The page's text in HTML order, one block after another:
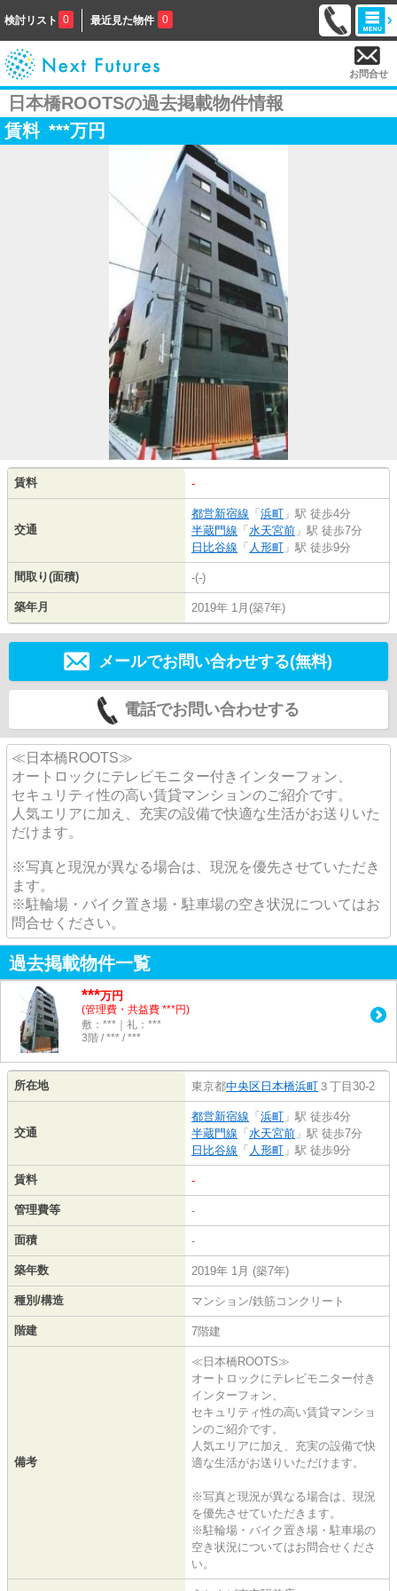
検討リスト 0 最近見た物件 0
お問合せ
日本橋ROOTSの過去掲載物件情報
賃料 ***万円
賃料 -
交通
都営新宿線 「 浜町 」駅 徒歩4分
半蔵門線 「 水天宮前 」駅 徒歩7分
日比谷線 「 人形町 」駅 徒歩9分
間取り(面積) -(-)
築年月 2019年 1月(築7年)
メールでお問い合わせする(無料)
電話でお問い合わせする
≪日本橋ROOTS≫
オートロックにテレビモニター付きインターフォン、
セキュリティ性の高い賃貸マンションのご紹介です。
人気エリアに加え、充実の設備で快適な生活がお送りいた
だけます。
※写真と現況が異なる場合は、現況を優先させていただき
ます。
※駐輪場・バイク置き場・駐車場の空き状況についてはお
問合せください。
過去掲載物件一覧
***万円
(管理費・共益費 ***円)
敷：***｜礼：***
3階 / *** / ***
所在地 東京都中央区 日本橋浜町 ３丁目30-2
交通
都営新宿線 「 浜町 」駅 徒歩4分
半蔵門線 「 水天宮前 」駅 徒歩7分
日比谷線 「 人形町 」駅 徒歩9分
賃料 -
管理費等 -
面積 -
築年数 2019年 1月 (築7年)
種別/構造 マンション/鉄筋コンクリート
階建 7階建
備考
≪日本橋ROOTS≫
オートロックにテレビモニター付き
インターフォン、
セキュリティ性の高い賃貸マンショ
ンのご紹介です。
人気エリアに加え、充実の設備で快
適な生活がお送りいただけます。
※写真と現況が異なる場合は、現況
を優先させていただきます。
※駐輪場・バイク置き場・駐車場の
空き状況についてはお問合せくださ
い。